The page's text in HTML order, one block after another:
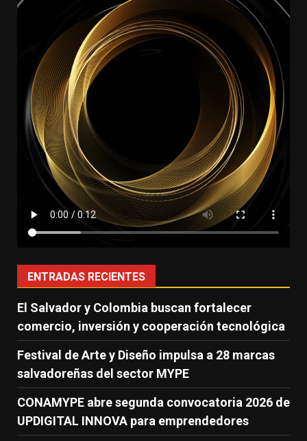
ENTRADAS RECIENTES
El Salvador y Colombia buscan fortalecer
comercio, inversión y cooperación tecnológica
Festival de Arte y Diseño impulsa a 28 marcas
salvadoreñas del sector MYPE
CONAMYPE abre segunda convocatoria 2026 de
UPDIGITAL INNOVA para emprendedores